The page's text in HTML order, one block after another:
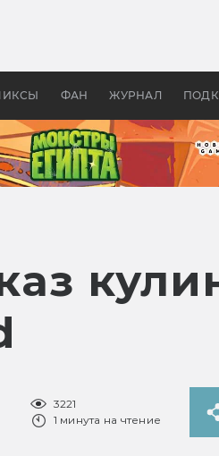
ФАН ЖУРНАЛ
бы «Властелина
3221
1 минута на чтение